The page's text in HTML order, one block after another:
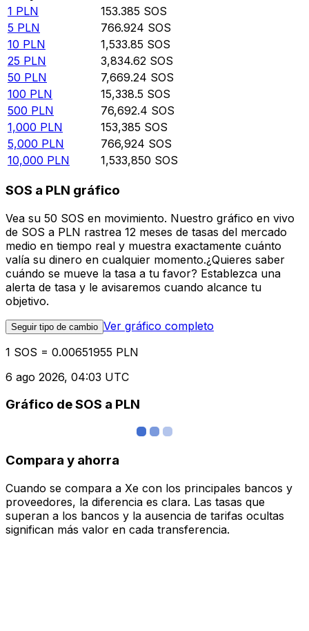
1 PLN 153.385 SOS
5 PLN 766.924 SOS
10 PLN 1,533.85 SOS
25 PLN 3,834.62 SOS
50 PLN 7,669.24 SOS
100 PLN 15,338.5 SOS
500 PLN 76,692.4 SOS
1,000 PLN 153,385 SOS
5,000 PLN 766,924 SOS
10,000 PLN 1,533,850 SOS
SOS a PLN gráfico
Vea su 50 SOS en movimiento. Nuestro gráfico en vivo
de SOS a PLN rastrea 12 meses de tasas del mercado
medio en tiempo real y muestra exactamente cuánto
valía su dinero en cualquier momento.¿Quieres saber
cuándo se mueve la tasa a tu favor? Establezca una
alerta de tasa y le avisaremos cuando alcance tu
objetivo.
Seguir tipo de cambio Ver gráfico completo
1 SOS = 0.00651955 PLN
6 ago 2026, 04:03 UTC
Gráfico de SOS a PLN
Compara y ahorra
Cuando se compara a Xe con los principales bancos y
proveedores, la diferencia es clara. Las tasas que
superan a los bancos y la ausencia de tarifas ocultas
significan más valor en cada transferencia.